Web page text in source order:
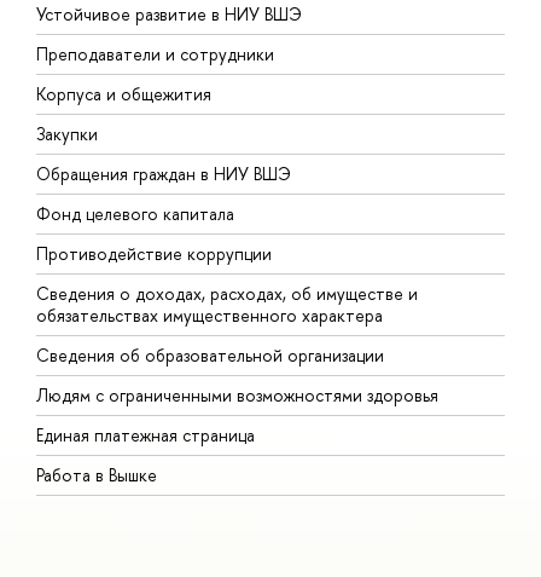
Устойчивое развитие в НИУ ВШЭ
Преподаватели и сотрудники
Корпуса и общежития
Закупки
Обращения граждан в НИУ ВШЭ
Фонд целевого капитала
Противодействие коррупции
Сведения о доходах, расходах, об имуществе и
обязательствах имущественного характера
Сведения об образовательной организации
Людям с ограниченными возможностями здоровья
Единая платежная страница
Работа в Вышке